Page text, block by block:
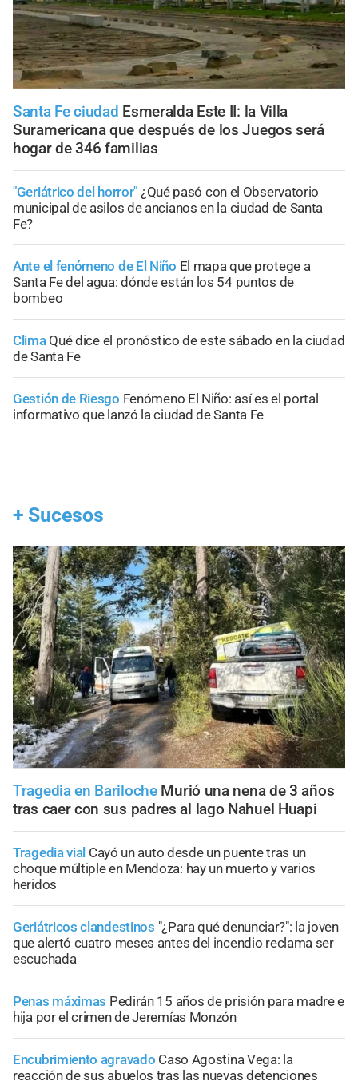
Santa Fe ciudad Esmeralda Este II: la Villa
Suramericana que después de los Juegos será
hogar de 346 familias
"Geriátrico del horror" ¿Qué pasó con el Observatorio
municipal de asilos de ancianos en la ciudad de Santa
Fe?
Ante el fenómeno de El Niño El mapa que protege a
Santa Fe del agua: dónde están los 54 puntos de
bombeo
Clima Qué dice el pronóstico de este sábado en la ciudad
de Santa Fe
Gestión de Riesgo Fenómeno El Niño: así es el portal
informativo que lanzó la ciudad de Santa Fe
+ Sucesos
Tragedia en Bariloche Murió una nena de 3 años
tras caer con sus padres al lago Nahuel Huapi
Tragedia vial Cayó un auto desde un puente tras un
choque múltiple en Mendoza: hay un muerto y varios
heridos
Geriátricos clandestinos "¿Para qué denunciar?": la joven
que alertó cuatro meses antes del incendio reclama ser
escuchada
Penas máximas Pedirán 15 años de prisión para madre e
hija por el crimen de Jeremías Monzón
Encubrimiento agravado Caso Agostina Vega: la
reacción de sus abuelos tras las nuevas detenciones